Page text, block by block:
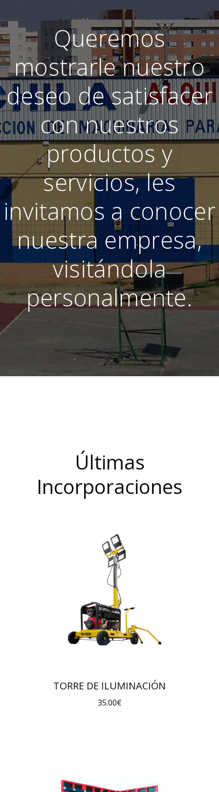
Queremos
mostrarle nuestro
deseo de satisfacer
con nuestros
productos y
servicios, les
invitamos a conocer
nuestra empresa,
visitándola
personalmente.
Últimas
Incorporaciones
TORRE DE ILUMINACIÓN
35.00€